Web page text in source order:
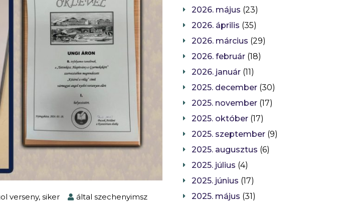
verseny, siker által szechenyimsz
2026. május (23)
2026. április (35)
2026. március (29)
2026. február (18)
2026. január (11)
2025. december (30)
2025. november (17)
2025. október (17)
2025. szeptember (9)
2025. augusztus (6)
2025. július (4)
2025. június (17)
2025. május (31)